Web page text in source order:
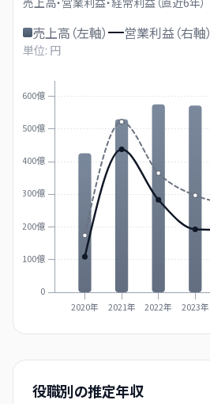
売上高（左軸） 営業利益（右軸）
単位: 円
0
100億
200億
300億
400億
500億
600億
2020年 2021年 2022年 2023年
役職別の推定年収